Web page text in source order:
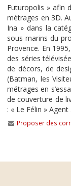
Futuropolis » afin
métrages en 3D.
Ina » dans la
sous-marins du
Provence. En
des séries
de décors, de
(Batman, les
métrages en
de couverture de
: « Le Félin »
Proposer des